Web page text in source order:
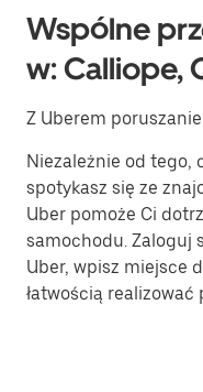
Wspólne
w: Calliope,
Z Uberem
Niezależnie od tego,
spotykasz się ze
Uber pomoże Ci
samochodu. Zaloguj
Uber, wpisz miejsce
łatwością realizować